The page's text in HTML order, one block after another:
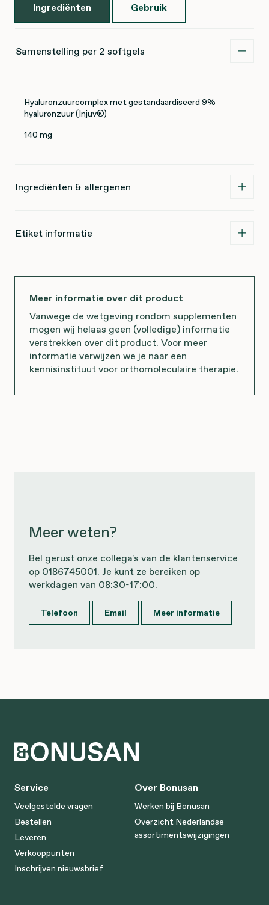
Ingrediënten Gebruik
Samenstelling per 2 softgels
Hyaluronzuurcomplex met gestandaardiseerd 9%
hyaluronzuur (Injuv®)
140 mg
Ingrediënten & allergenen
Etiket informatie
Meer informatie over dit product
Vanwege de wetgeving rondom supplementen
mogen wij helaas geen (volledige) informatie
verstrekken over dit product. Voor meer
informatie verwijzen we je naar een
kennisinstituut voor orthomoleculaire therapie.
Meer weten?
Bel gerust onze collega's van de klantenservice
op 0186745001. Je kunt ze bereiken op
werkdagen van 08:30-17:00.
Telefoon Email Meer informatie
Service
Veelgestelde vragen
Bestellen
Leveren
Verkooppunten
Inschrijven nieuwsbrief
Over Bonusan
Werken bij Bonusan
Overzicht Nederlandse
assortimentswijzigingen